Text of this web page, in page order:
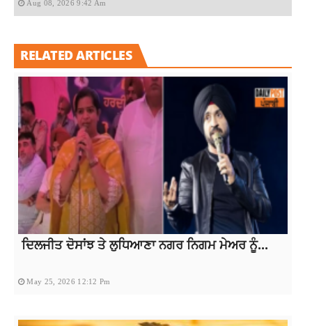
Aug 08, 2026 9:42 Am
RELATED ARTICLES
ਦਿਲਜੀਤ ਦੋਸਾਂਝ ਤੇ ਲੁਧਿਆਣਾ ਨਗਰ ਨਿਗਮ ਮੇਅਰ ਨੂੰ...
May 25, 2026 12:12 Pm